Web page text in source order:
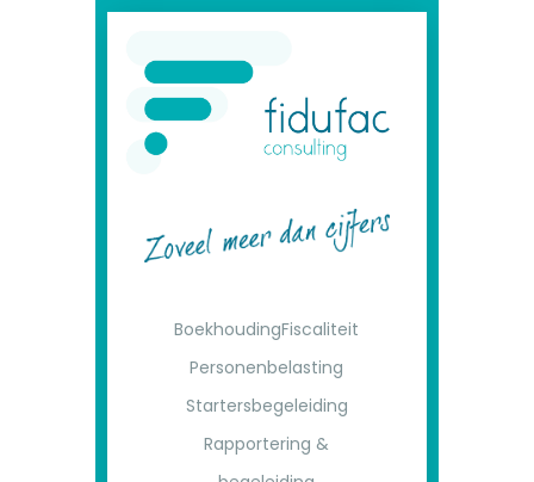
BoekhoudingFiscaliteit
Personenbelasting
Startersbegeleiding
Rapportering &